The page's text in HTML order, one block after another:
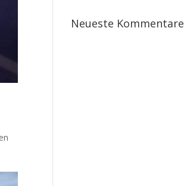
Neueste Kommentare